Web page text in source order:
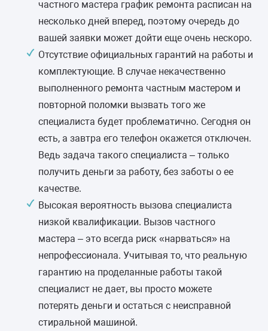
частного мастера график ремонта расписан на
несколько дней вперед, поэтому очередь до
вашей заявки может дойти еще очень нескоро.
Отсутствие официальных гарантий на работы и
комплектующие. В случае некачественно
выполненного ремонта частным мастером и
повторной поломки вызвать того же
специалиста будет проблематично. Сегодня он
есть, а завтра его телефон окажется отключен.
Ведь задача такого специалиста – только
получить деньги за работу, без заботы о ее
качестве.
Высокая вероятность вызова специалиста
низкой квалификации. Вызов частного
мастера – это всегда риск «нарваться» на
непрофессионала. Учитывая то, что реальную
гарантию на проделанные работы такой
специалист не дает, вы просто можете
потерять деньги и остаться с неисправной
стиральной машиной.